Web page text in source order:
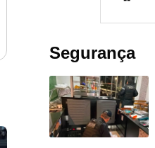
Segurança